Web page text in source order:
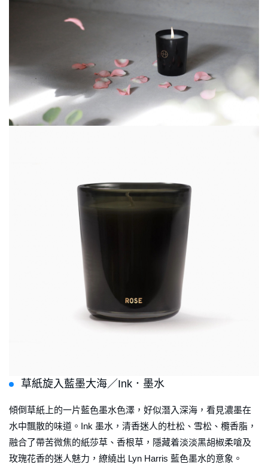
草紙旋入藍墨大海／Ink．墨水
傾倒草紙上的一片藍色墨水色澤，好似潛入深海，看見濃墨在
水中飄散的味道。Ink 墨水，清香迷人的杜松、雪松、欖香脂，
融合了帶苦微焦的紙莎草、香根草，隱藏着淡淡黑胡椒柔嗆及
玫瑰花香的迷人魅力，繚繞出 Lyn Harris 藍色墨水的意象。